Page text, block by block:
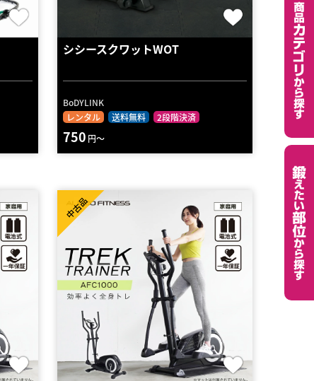
シシースクワットWOT
BoDYLINK
レンタル
送料無料 2段階決済
750 円～
中古品